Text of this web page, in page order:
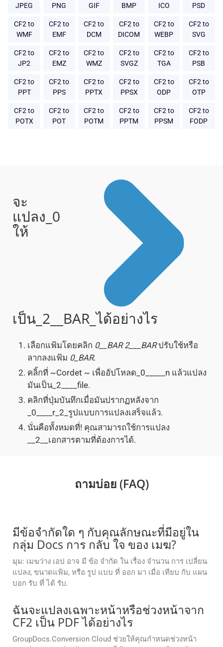
JPEG
PNG
GIF
BMP
ICO
PSD
CF2 to
WMF
CF2 to
EMF
CF2 to
DCM
CF2 to
DICOM
CF2 to
WEBP
CF2 to
SVG
CF2 to
JP2
CF2 to
EMZ
CF2 to
WMZ
CF2 to
SVGZ
CF2 to
TGA
CF2 to
PSB
CF2 to
PPT
CF2 to
PPS
CF2 to
PPTX
CF2 to
PPSX
CF2 to
ODP
CF2 to
OTP
CF2 to
POTX
CF2 to
POT
CF2 to
POTM
CF2 to
PPTM
CF2 to
PPSM
CF2 to
FODP
จะ
แปลง_0
ให้
เป็น_2__BAR_ได้อย่างไร
เลือกแฟ้มโดยคลิก 0__BAR 2___BARปรับใช้หรือ
ลากลงแฟ้ม 0_BAR.
คลิ้กที่ ~Cordet ~ เพื่ออัปโหลด_0_____n แล้วแปลง
มันเป็น_2____file.
คลิกที่ปุ่มบันทึกเมื่อมันปรากฏหลังจาก
_0____r_2_รูปแบบการแปลงเสร็จแล้ว.
นั่นคือทั้งหมดที่! คุณสามารถใช้การแปลง
__2__เอกสารตามที่ต้องการได้.
ถามบ่อย (FAQ)
มีข้อจํากัดใด ๆ กับคุณลักษณะที่มีอยู่ใน
กลุ่ม Docs การ กลับ ใจ ของ เมฆ?
มุม: เมฆว่าง เอป อาจ มี ข้อ จํากัด ใน เรื่อง จํานวน การ เปลี่ยน
แปลง, ขนาดแฟ้ม, หรือ รูป แบบ ที่ ออก มา เมื่อ เทียบ กับ แผน
บอก รับ ที่ ได้ รับ.
ฉันจะแปลงเฉพาะหน้าหรือช่วงหน้าจาก
CF2 เป็น PDF ได้อย่างไร
GroupDocs.Conversion Cloud ช่วยให้คุณกำหนดช่วงหน้า